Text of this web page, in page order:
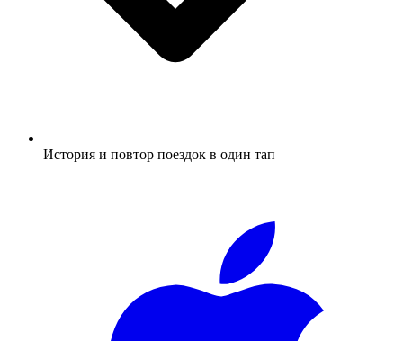
История и повтор поездок в один тап